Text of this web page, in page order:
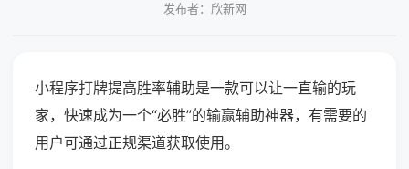
发布者：欣新网
小程序打牌提高胜率辅助是一款可以让一直输的玩
家，快速成为一个“必胜”的输赢辅助神器，有需要的
用户可通过正规渠道获取使用。